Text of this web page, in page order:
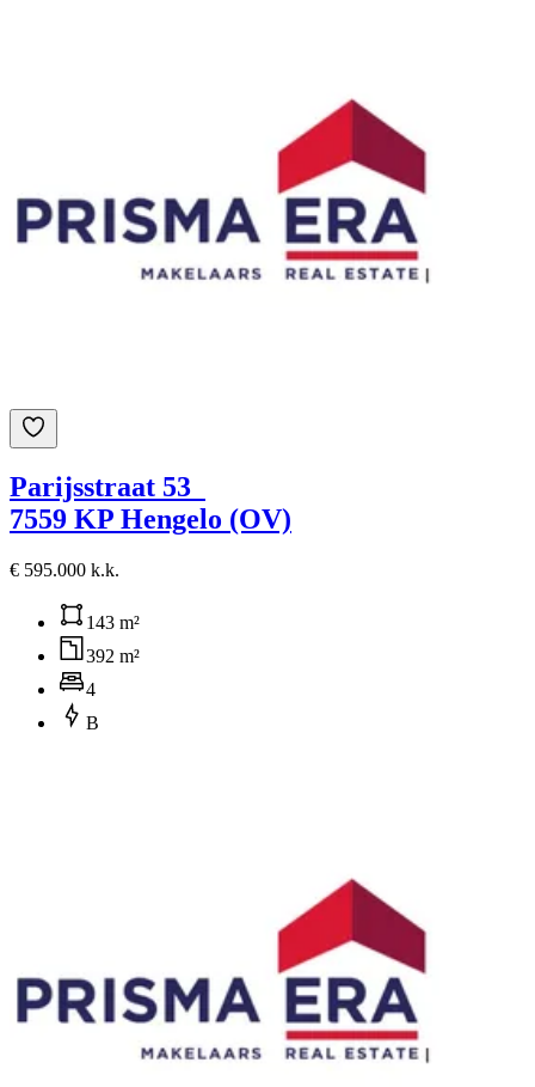
Parijsstraat 53
7559 KP Hengelo (OV)
€ 595.000 k.k.
143 m²
392 m²
4
B